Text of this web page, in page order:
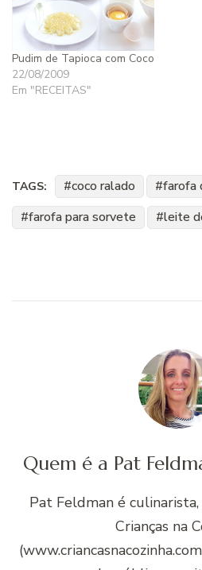
Pudim de Tapioca com Coco
22/08/2009
Em "RECEITAS"
TAGS: coco ralado
farofa
farofa para sorvete
leite
Quem é a Pat
Pat Feldman é
Crianças na